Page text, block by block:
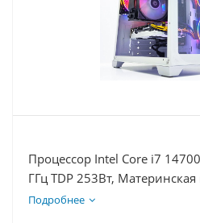
Процессор Intel Core i7
ГГц TDP 253Вт,
BOMBER WIFI D5,
Подробнее